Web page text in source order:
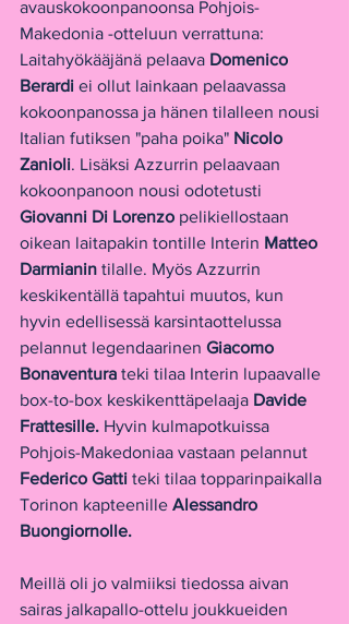
avauskokoonpanoonsa Pohjois-
Makedonia -otteluun verrattuna:
Laitahyökääjänä pelaava Domenico
Berardi ei ollut lainkaan pelaavassa
kokoonpanossa ja hänen tilalleen nousi
Italian futiksen "paha poika" Nicolo
Zanioli. Lisäksi Azzurrin pelaavaan
kokoonpanoon nousi odotetusti
Giovanni Di Lorenzo pelikiellostaan
oikean laitapakin tontille Interin Matteo
Darmianin tilalle. Myös Azzurrin
keskikentällä tapahtui muutos, kun
hyvin edellisessä karsintaottelussa
pelannut legendaarinen Giacomo
Bonaventura teki tilaa Interin lupaavalle
box-to-box keskikenttäpelaaja Davide
Frattesille. Hyvin kulmapotkuissa
Pohjois-Makedoniaa vastaan pelannut
Federico Gatti teki tilaa topparinpaikalla
Torinon kapteenille Alessandro
Buongiornolle.
Meillä oli jo valmiiksi tiedossa aivan
sairas jalkapallo-ottelu joukkueiden